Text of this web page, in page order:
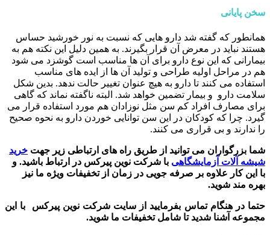
سخن پایانی
همانطور که گفته شد دارو هایی که نسبت به نور خورشید حساس
هستند نباید در معرض آن قرار بگیرند. به همین دلیل این نکته هم به
بیمارانی که این نوع دارو برای آن ها مناسب است گوشزد می شود
هم در مراحل اولیه طراحی و تولید آن ها از ایده های مناسب
استفاده می کنند تا دارو به هیچ عنوان تغییر حالت ندهد. بدین شکل
سلامت دارو و بیمار تضمین خواهد شد. البته ناگفته نماند که گاهی
برای مصارف افراد کم سن مثل نوزادان هم مورد استفاده قرار می
گیرد. چرا که کودکان در این سن توانایی خوردن دارو به نحوه صحیح
را ندارند و بی قراری می کنند.
شما بزرگواران می توانید از طریق راه های ارتباطی زیر جهت خرید
شیشه آلات آزمایشگاهی با شرکت نوین پیرکس در ارتباط باشید. و
با این کار علاوه بر صرفه جویی در زمان از تخفیفات ویژه ما نیز
بهره مند شوید.
حتما در هنگام تماس بفرمایید از سایت شرکت نوین پیرکس
با این
مجموعه آشنا شدید تا شامل تخفیفات ما شوید.